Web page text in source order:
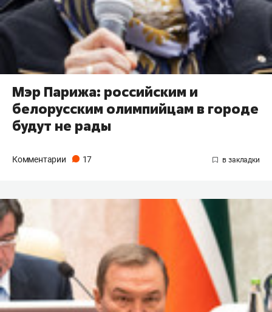
Мэр Парижа: российским и
белорусским олимпийцам в городе
будут не рады
Комментарии 17